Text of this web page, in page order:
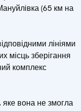
(65 км на
лініями
місць зберігання
комплекс
яке вона не змогла